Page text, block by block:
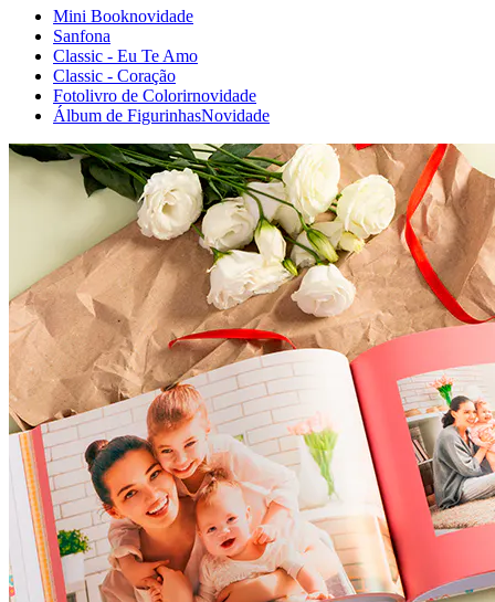
Mini Booknovidade
Sanfona
Classic - Eu Te Amo
Classic - Coração
Fotolivro de Colorirnovidade
Álbum de FigurinhasNovidade